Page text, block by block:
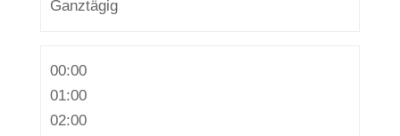
Ganztägig
00:00
01:00
02:00